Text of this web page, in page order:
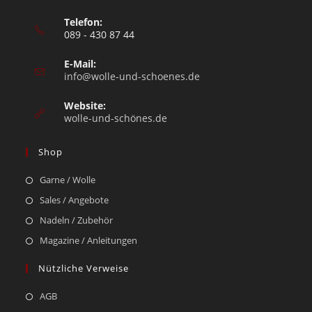
Telefon:
089 - 430 87 44
E-Mail:
info@wolle-und-schoenes.de
Website:
wolle-und-schönes.de
Shop
Garne / Wolle
Sales / Angebote
Nadeln / Zubehör
Magazine / Anleitungen
Nützliche Verweise
AGB